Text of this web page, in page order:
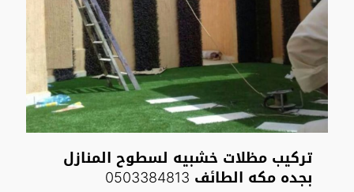
تركيب مظلات خشبيه لسطوح المنازل
بجده مكه الطائف 0503384813